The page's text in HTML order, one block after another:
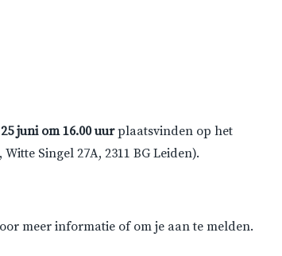
juni om 16.00 uurplaatsvinden op het
Singel 27A, 2311 BG Leiden).
meer informatie of om je aan te melden.